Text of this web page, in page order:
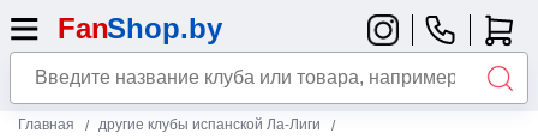
Главная
другие клубы испанской Ла-Лиги